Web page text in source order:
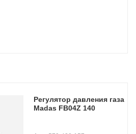
Регулятор давления газа
Madas FB04Z 140